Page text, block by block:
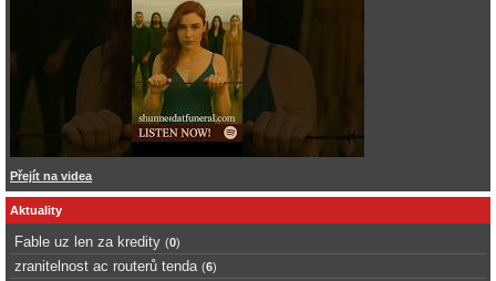
Přejít na videa
Aktuality
Fable uz len za kredity (0)
zranitelnost ac routerů tenda (6)